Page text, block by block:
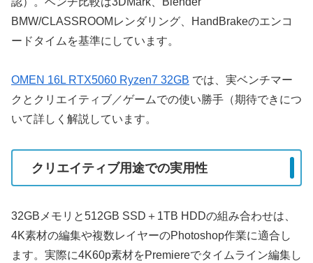
BMW/CLASSROOMレンダリング、HandBrakeのエンコ
ードタイムを基準にしています。
OMEN 16L RTX5060 Ryzen7 32GB では、実ベンチマー
クとクリエイティブ／ゲームでの使い勝手（期待できにつ
いて詳しく解説しています。
クリエイティブ用途での実用性
32GBメモリと512GB SSD＋1TB HDDの組み合わせは、
4K素材の編集や複数レイヤーのPhotoshop作業に適合し
ます。実際に4K60p素材をPremiereでタイムライン編集し